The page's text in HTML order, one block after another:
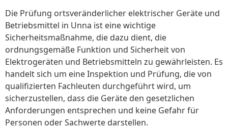
Die Prüfung ortsveränderlicher elektrischer Geräte und
Betriebsmittel in Unna ist eine wichtige
Sicherheitsmaßnahme, die dazu dient, die
ordnungsgemäße Funktion und Sicherheit von
Elektrogeräten und Betriebsmitteln zu gewährleisten. Es
handelt sich um eine Inspektion und Prüfung, die von
qualifizierten Fachleuten durchgeführt wird, um
sicherzustellen, dass die Geräte den gesetzlichen
Anforderungen entsprechen und keine Gefahr für
Personen oder Sachwerte darstellen.